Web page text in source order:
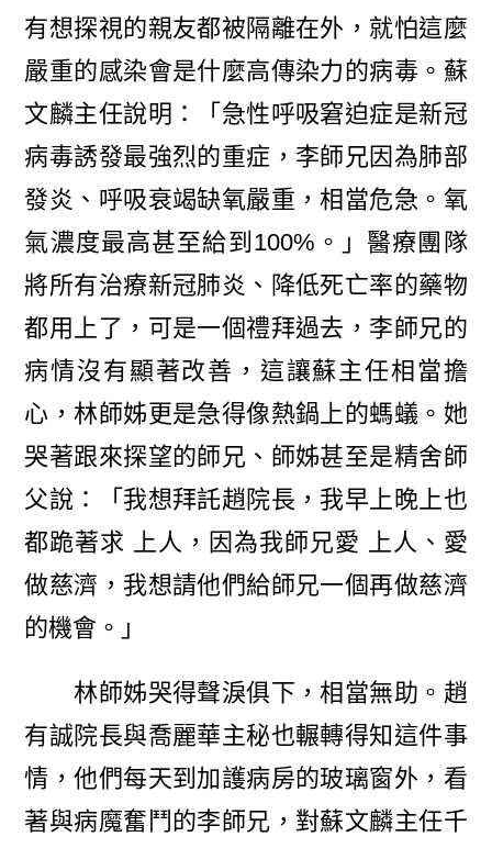
有想探視的親友都被隔離在外，就怕這麼
嚴重的感染會是什麼高傳染力的病毒。蘇
文麟主任說明：「急性呼吸窘迫症是新冠
病毒誘發最強烈的重症，李師兄因為肺部
發炎、呼吸衰竭缺氧嚴重，相當危急。氧
氣濃度最高甚至給到100%。」醫療團隊
將所有治療新冠肺炎、降低死亡率的藥物
都用上了，可是一個禮拜過去，李師兄的
病情沒有顯著改善，這讓蘇主任相當擔
心，林師姊更是急得像熱鍋上的螞蟻。她
哭著跟來探望的師兄、師姊甚至是精舍師
父說：「我想拜託趙院長，我早上晚上也
都跪著求 上人，因為我師兄愛 上人、愛
做慈濟，我想請他們給師兄一個再做慈濟
的機會。」
林師姊哭得聲淚俱下，相當無助。趙
有誠院長與喬麗華主秘也輾轉得知這件事
情，他們每天到加護病房的玻璃窗外，看
著與病魔奮鬥的李師兄，對蘇文麟主任千